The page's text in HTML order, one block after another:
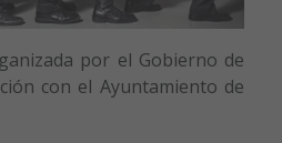
por el Gobierno de
con el Ayuntamiento de